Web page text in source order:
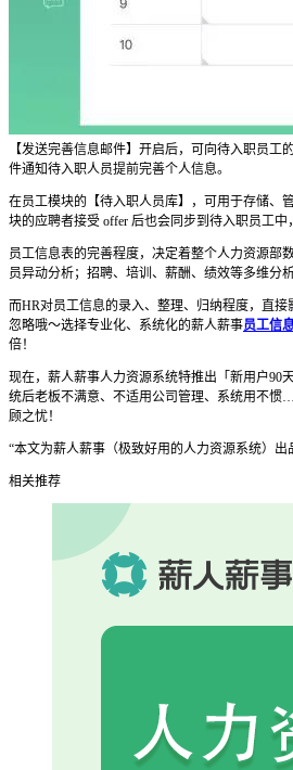
【发送完善信息邮件】开启后，可向待入职员工
件通知待入职人员提前完善个人信息。
在员工模块的【待入职人员库】，可用于存储、
块的应聘者接受 offer 后也会同步到待入职员工中
员工信息表的完善程度，决定着整个人力资源部
员异动分析；招聘、培训、薪酬、绩效等多维分析
而HR对员工信息的录入、整理、归纳程度，直
忽略哦～选择专业化、系统化的薪人薪事员工信
倍！
现在，薪人薪事人力资源系统特推出「新用户90
统后老板不满意、不适用公司管理、系统用不
顾之忧！
“本文为薪人薪事（极致好用的人力资源系统）出
相关推荐